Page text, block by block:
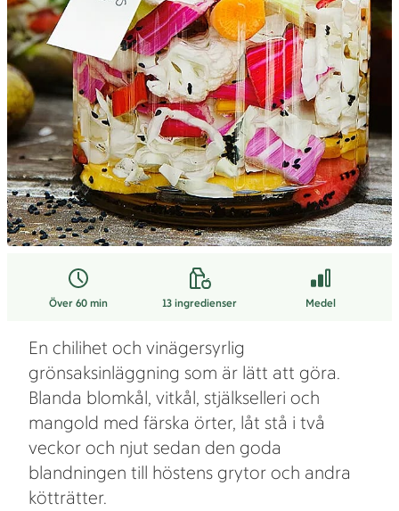
Över 60 min 13 ingredienser Medel
En chilihet och vinägersyrlig
grönsaksinläggning som är lätt att göra.
Blanda blomkål, vitkål, stjälkselleri och
mangold med färska örter, låt stå i två
veckor och njut sedan den goda
blandningen till höstens grytor och andra
kötträtter.